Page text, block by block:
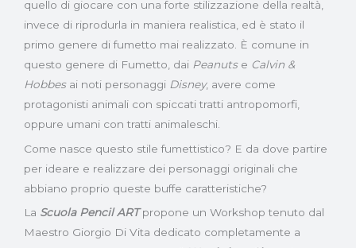
quello di giocare con una forte stilizzazione della realtà,
invece di riprodurla in maniera realistica, ed è stato il
primo genere di fumetto mai realizzato. È comune in
questo genere di Fumetto, dai Peanutse Calvin &
Hobbesai noti personaggi Disney, avere come
protagonisti animali con spiccati tratti antropomorfi,
oppure umani con tratti animaleschi.
Come nasce questo stile fumettistico? E da dove partire
per ideare e realizzare dei personaggi originali che
abbiano proprio queste buffe caratteristiche?
La Scuola Pencil ARTpropone un Workshop tenuto dal
Maestro Giorgio Di Vita dedicato completamente a